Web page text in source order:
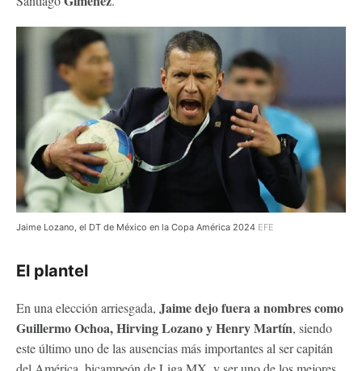
Jaime Lozano, el DT de México en la Copa América 2024 EFE
El plantel
En una elección arriesgada, Jaime dejo fuera a nombres como
Guillermo Ochoa, Hirving Lozano y Henry Martín, siendo
este último uno de las ausencias más importantes al ser capitán